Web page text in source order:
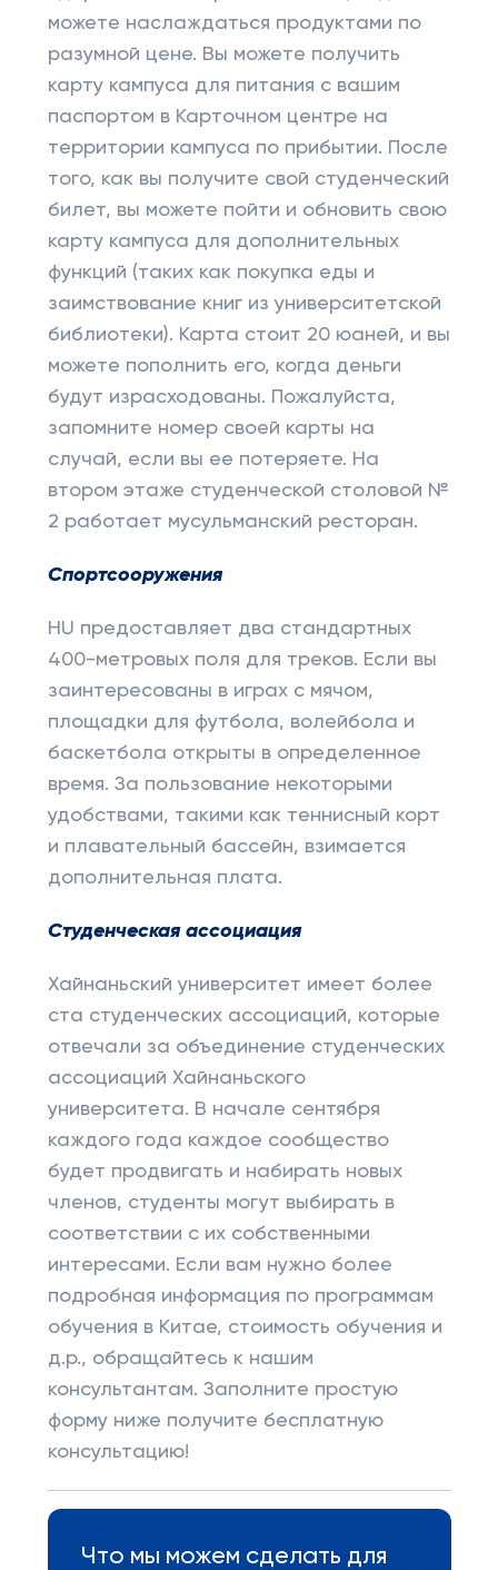
можете наслаждаться продуктами по
разумной цене. Вы можете получить
карту кампуса для питания с вашим
паспортом в Карточном центре на
территории кампуса по прибытии. После
того, как вы получите свой студенческий
билет, вы можете пойти и обновить свою
карту кампуса для дополнительных
функций (таких как покупка еды и
заимствование книг из университетской
библиотеки). Карта стоит 20 юаней, и вы
можете пополнить его, когда деньги
будут израсходованы. Пожалуйста,
запомните номер своей карты на
случай, если вы ее потеряете. На
втором этаже студенческой столовой №
2 работает мусульманский ресторан.
Спортсооружения
HU предоставляет два стандартных
400-метровых поля для треков. Если вы
заинтересованы в играх с мячом,
площадки для футбола, волейбола и
баскетбола открыты в определенное
время. За пользование некоторыми
удобствами, такими как теннисный корт
и плавательный бассейн, взимается
дополнительная плата.
Студенческая ассоциация
Хайнаньский университет имеет более
ста студенческих ассоциаций, которые
отвечали за объединение студенческих
ассоциаций Хайнаньского
университета. В начале сентября
каждого года каждое сообщество
будет продвигать и набирать новых
членов, студенты могут выбирать в
соответствии с их собственными
интересами. Если вам нужно более
подробная информация по программам
обучения в Китае, стоимость обучения и
д.р., обращайтесь к нашим
консультантам. Заполните простую
форму ниже получите бесплатную
консультацию!
Что мы можем сделать для